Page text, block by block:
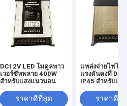
DC12V LED โมดูลพาว
เวอร์ซัพพลาย 400W
สำหรับแสงแนวนอน
ราคาดีที่สุด
แหล่งจ่ายไฟโม
แรงดันคงที่
IP45 สำหรับแส
ราคาดีที่